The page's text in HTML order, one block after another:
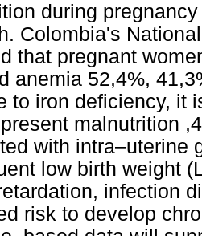
during
Colombia's
that pregnant
anemia 52,4%,
to iron deficiency, it
malnutrition
with intra–uterine
low birth weight
infection
risk to develop